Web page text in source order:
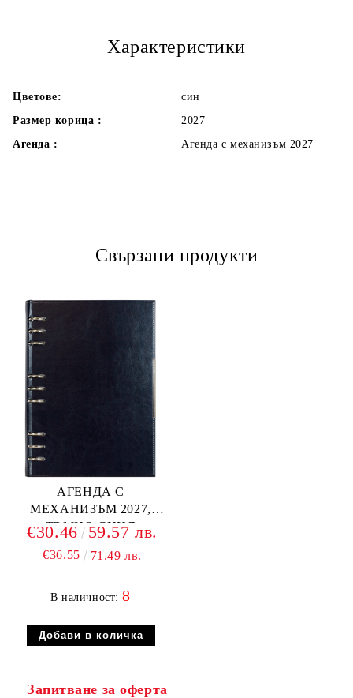
Характеристики
Цветове:
син
Размер корица :
2027
Агенда :
Агенда с механизъм 2027
Свързани продукти
АГЕНДА С
МЕХАНИЗЪМ 2027,
ТЪМНО СИНЯ
€30.46 59.57 лв.
€36.55 71.49 лв.
В наличност:8
Запитване за оферта